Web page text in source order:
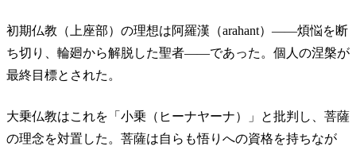
初期仏教（上座部）の理想は阿羅漢（arahant）——煩悩を断
ち切り、輪廻から解脱した聖者——であった。個人の涅槃が
最終目標とされた。
大乗仏教はこれを「小乗（ヒーナヤーナ）」と批判し、菩薩
の理念を対置した。菩薩は自らも悟りへの資格を持ちなが